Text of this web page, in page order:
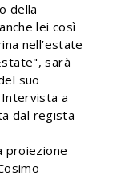
della
lei così
nell’estate
sarà
suo
a
dal regista
proiezione